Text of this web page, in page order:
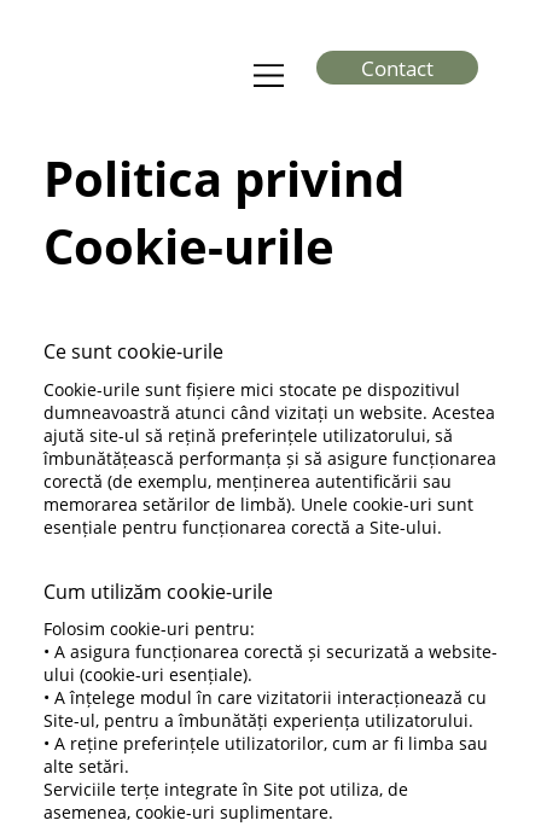
Contact
Politica privind
Cookie-urile
Ce sunt cookie-urile
Cookie-urile sunt fișiere mici stocate pe dispozitivul
dumneavoastră atunci când vizitați un website. Acestea
ajută site-ul să rețină preferințele utilizatorului, să
îmbunătățească performanța și să asigure funcționarea
corectă (de exemplu, menținerea autentificării sau
memorarea setărilor de limbă). Unele cookie-uri sunt
esențiale pentru funcționarea corectă a Site-ului.
Cum utilizăm cookie-urile
Folosim cookie-uri pentru:
• A asigura funcționarea corectă și securizată a website-
ului (cookie-uri esențiale).
• A înțelege modul în care vizitatorii interacționează cu
Site-ul, pentru a îmbunătăți experiența utilizatorului.
• A reține preferințele utilizatorilor, cum ar fi limba sau
alte setări.
Serviciile terțe integrate în Site pot utiliza, de
asemenea, cookie-uri suplimentare.